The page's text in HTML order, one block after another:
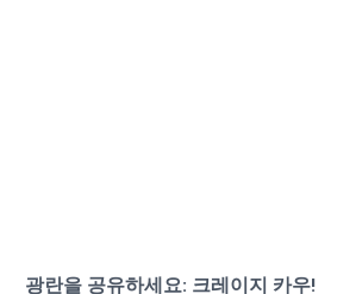
광란을 공유하세요: 크레이지 카우!